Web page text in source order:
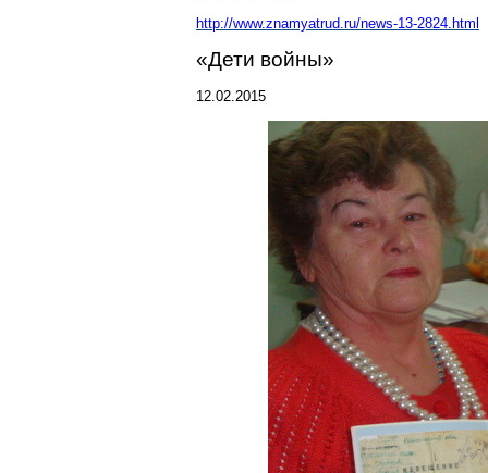
http://www.znamyatrud.ru/news-13-2824.html
«Дети войны»
12.02.2015